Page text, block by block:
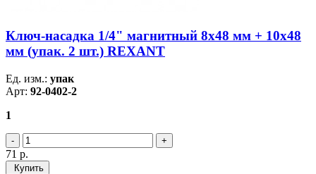
Ключ-насадка 1/4" магнитный 8х48 мм + 10х48
мм (упак. 2 шт.) REXANT
Ед. изм.: упак
Арт: 92-0402-2
1
71 р.
Купить